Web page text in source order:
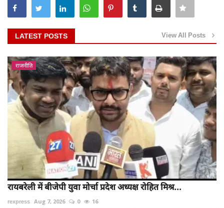
LATEST POSTS View All Posts
राजनीति
रायबरेली में बीजेपी युवा मोर्चा प्रदेश अध्यक्ष रोहित मिश्र...
rexpress Aug 7, 2026 0 16